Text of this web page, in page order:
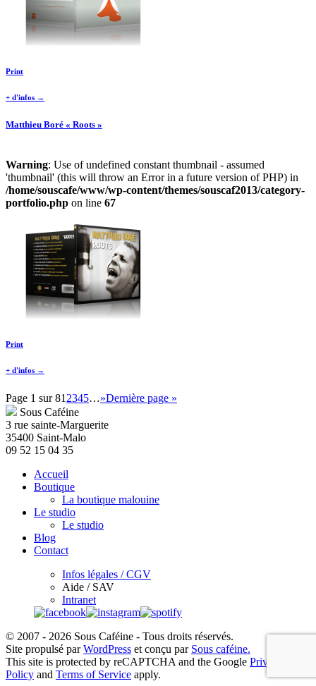
Print
+ d'infos →
Matthieu Boré « Roots »
Warning: Use of undefined constant thumbnail - assumed
'thumbnail' (this will throw an Error in a future version of PHP) in
/home/souscafe/www/wp-content/themes/souscaf2013/category-
portfolio.php on line 67
Print
+ d'infos →
Page 1 sur 81 2345…»Dernière page »
Sous Caféine
3 rue sainte-Marguerite
35400 Saint-Malo
09 52 15 04 35
Accueil
Boutique
La boutique malouine
Le studio
Le studio
Blog
Contact
Infos légales / CGV
Aide / SAV
Intranet
© 2007 - 2026 Sous Caféine - Tous droits réservés.
Site propulsé parWordPress et conçu par Sous caféine.
This site is protected by reCAPTCHA and the Google Privacy
Policy and Terms of Service apply.